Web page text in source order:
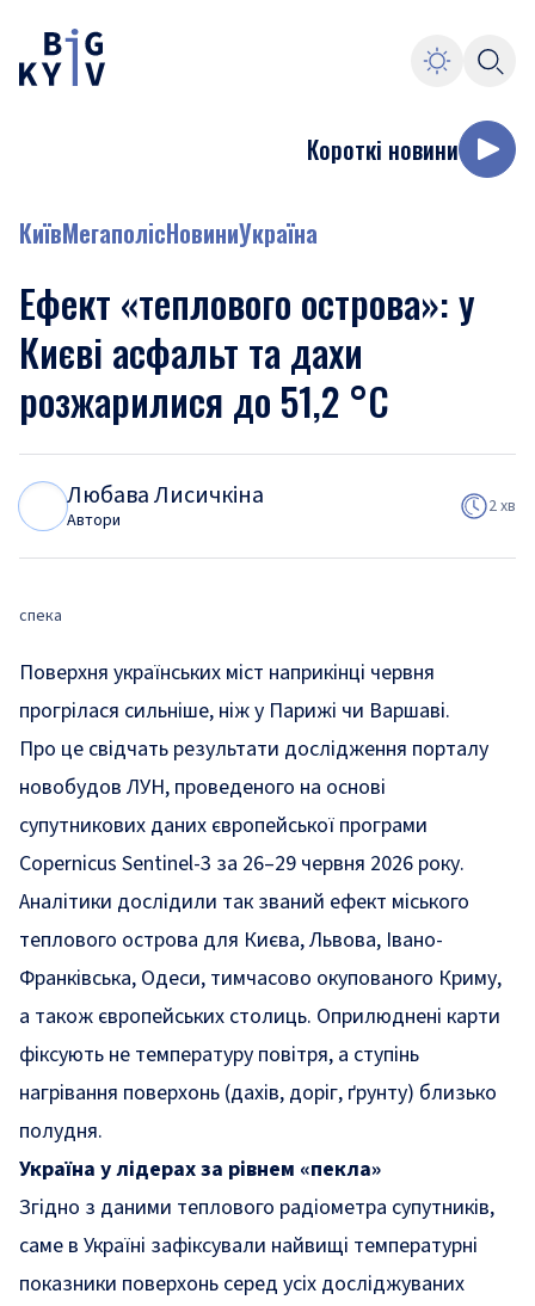
Короткі новини
КиївМегаполісНовиниУкраїна
Ефект «теплового острова»: у
Києві асфальт та дахи
розжарилися до 51,2 °C
Любава Лисичкіна
Автори
2 хв
спека
Поверхня українських міст наприкінці червня
прогрілася сильніше, ніж у Парижі чи Варшаві.
Про це свідчать результати дослідження порталу
новобудов ЛУН, проведеного на основі
супутникових даних європейської програми
Copernicus Sentinel-3 за 26–29 червня 2026 року.
Аналітики дослідили так званий ефект міського
теплового острова для Києва, Львова, Івано-
Франківська, Одеси, тимчасово окупованого Криму,
а також європейських столиць. Оприлюднені карти
фіксують не температуру повітря, а ступінь
нагрівання поверхонь (дахів, доріг, ґрунту) близько
полудня.
Україна у лідерах за рівнем «пекла»
Згідно з даними теплового радіометра супутників,
саме в Україні зафіксували найвищі температурні
показники поверхонь серед усіх досліджуваних